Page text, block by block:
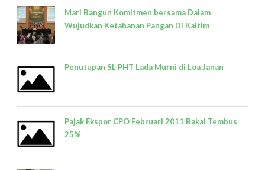
Mari Bangun Komitmen bersama Dalam
Wujudkan Ketahanan Pangan Di Kaltim
Penutupan SL PHT Lada Murni di Loa Janan
Pajak Ekspor CPO Februari 2011 Bakal Tembus
25%